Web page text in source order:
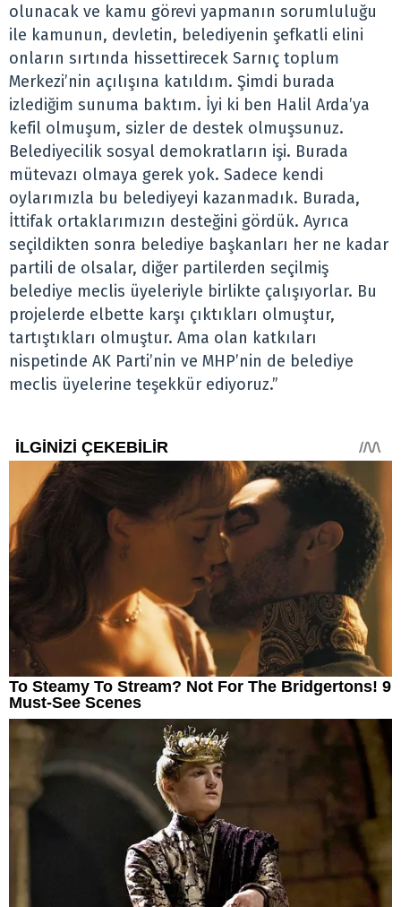
olunacak ve kamu görevi yapmanın sorumluluğu
ile kamunun, devletin, belediyenin şefkatli elini
onların sırtında hissettirecek Sarnıç toplum
Merkezi’nin açılışına katıldım. Şimdi burada
izlediğim sunuma baktım. İyi ki ben Halil Arda’ya
kefil olmuşum, sizler de destek olmuşsunuz.
Belediyecilik sosyal demokratların işi. Burada
mütevazı olmaya gerek yok. Sadece kendi
oylarımızla bu belediyeyi kazanmadık. Burada,
İttifak ortaklarımızın desteğini gördük. Ayrıca
seçildikten sonra belediye başkanları her ne kadar
partili de olsalar, diğer partilerden seçilmiş
belediye meclis üyeleriyle birlikte çalışıyorlar. Bu
projelerde elbette karşı çıktıkları olmuştur,
tartıştıkları olmuştur. Ama olan katkıları
nispetinde AK Parti’nin ve MHP’nin de belediye
meclis üyelerine teşekkür ediyoruz.”